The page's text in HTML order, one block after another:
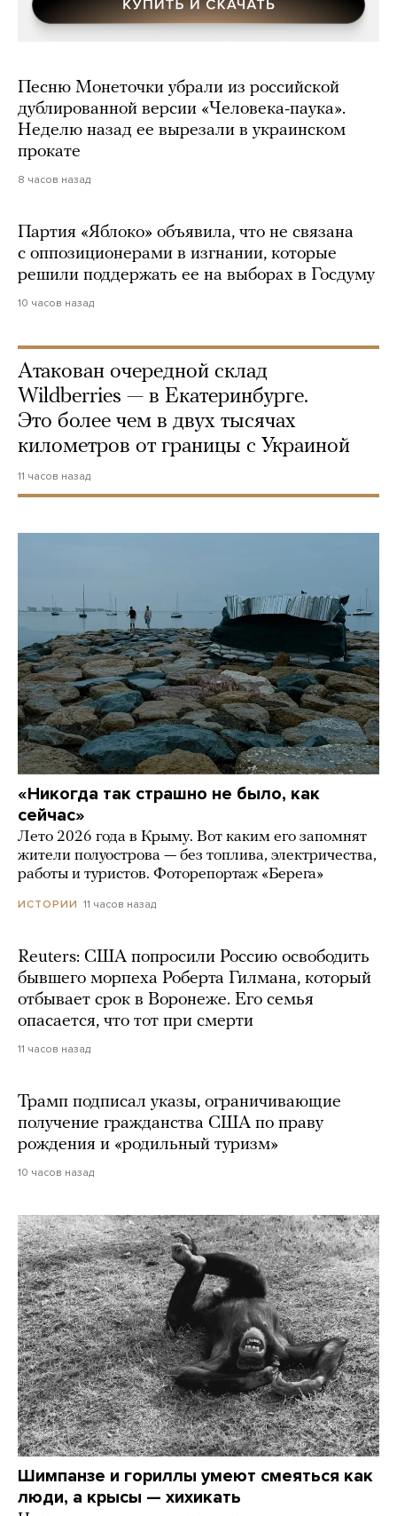
Песню Монеточки убрали из российской
дублированной версии «Человека-паука».
Неделю назад ее вырезали в украинском
прокате
8 часов назад
Партия «Яблоко» объявила, что не связана
с оппозиционерами в изгнании, которые
решили поддержать ее на выборах в Госдуму
10 часов назад
Атакован очередной склад
Wildberries — в Екатеринбурге.
Это более чем в двух тысячах
километров от границы с Украиной
11 часов назад
«Никогда так страшно не было, как
сейчас»
Лето 2026 года в Крыму. Вот каким его запомнят
жители полуострова — без топлива, электричества,
работы и туристов. Фоторепортаж «Берега»
ИСТОРИИ 11 часов назад
Reuters: США попросили Россию освободить
бывшего морпеха Роберта Гилмана, который
отбывает срок в Воронеже. Его семья
опасается, что тот при смерти
11 часов назад
Трамп подписал указы, ограничивающие
получение гражданства США по праву
рождения и «родильный туризм»
10 часов назад
Шимпанзе и гориллы умеют смеяться как
люди, а крысы — хихикать